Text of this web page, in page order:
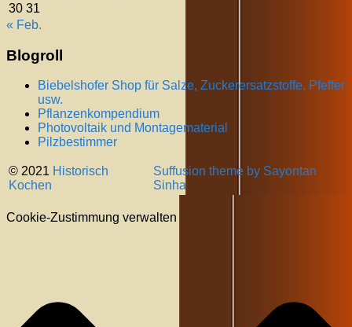
30 31
« Feb.
Blogroll
Biebelshofer Shop für Salze, Zuckerersatzstoffe, Pfeffer
usw.
Pflanzenkompendium
Photovoltaik und Montagematerial
Pilzbestimmer
© 2021 Historisch
Kochen
Suffusion theme by Sayontan
Sinha
Cookie-Zustimmung verwalten